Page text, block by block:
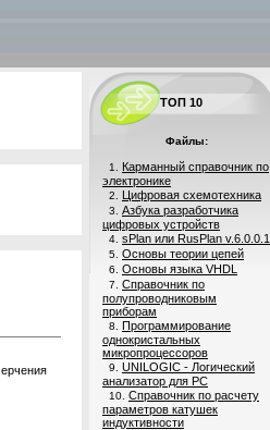
ТОП 10
Файлы:
1. Карманный справочник по
электронике
2. Цифровая схемотехника
3. Азбука разработчика
цифровых устройств
4. sPlan или RusPlan v.6.0.0.1
5. Основы теории цепей
6. Основы языка VHDL
7. Справочник по
полупроводниковым
приборам
8. Программирование
однокристальных
микропроцессоров
9. UNILOGIC - Логический
анализатор для PC
10. Справочник по расчету
параметров катушек
индуктивности